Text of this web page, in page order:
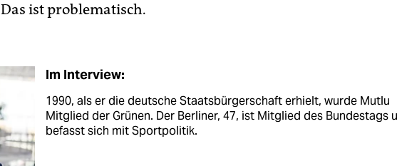
Das ist problematisch.
Im Interview:
1990, als er die deutsche Staatsbürgerschaft erhielt, wurde Mutlu
Mitglied der Grünen. Der Berliner, 47, ist Mitglied des Bundestags
befasst sich mit Sportpolitik.